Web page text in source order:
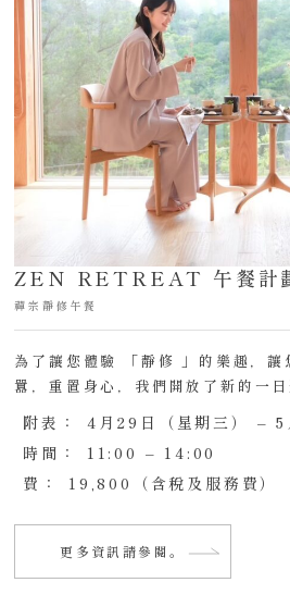
ZEN RETREAT 午餐計
禪宗靜修午餐
為了讓您體驗 「靜修 」的樂趣，讓
囂，重置身心，我們開放了新的一
附表：
4月29日（星期三） – 5
時間：
11:00 – 14:00
費：
19,800（含稅及服務費）
更多資訊請參閱。